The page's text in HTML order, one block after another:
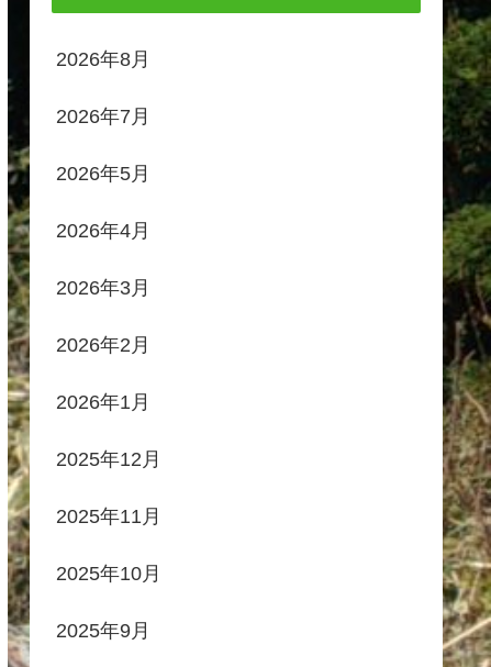
2026年8月
2026年7月
2026年5月
2026年4月
2026年3月
2026年2月
2026年1月
2025年12月
2025年11月
2025年10月
2025年9月